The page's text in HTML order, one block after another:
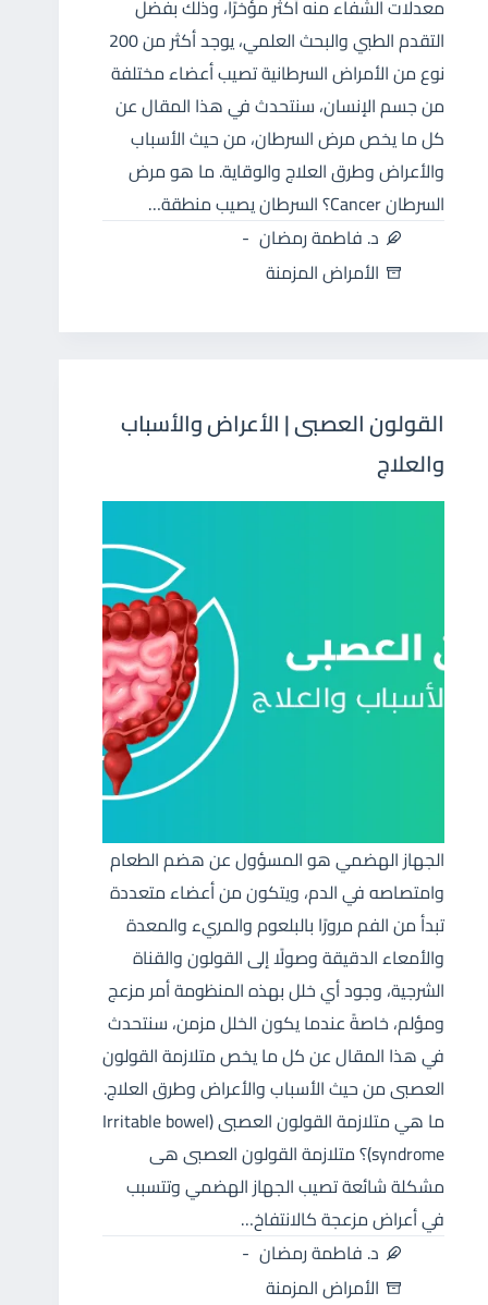
معدلات الشفاء منه أكثر مؤخرًا، وذلك بفضل
التقدم الطبي والبحث العلمي، يوجد أكثر من 200
نوع من الأمراض السرطانية تصيب أعضاء مختلفة
من جسم الإنسان، سنتحدث في هذا المقال عن
كل ما يخص مرض السرطان، من حيث الأسباب
والأعراض وطرق العلاج والوقاية. ما هو مرض
السرطان Cancer؟ السرطان يصيب منطقة…
د. فاطمة رمضان
الأمراض المزمنة
القولون العصبى | الأعراض والأسباب
والعلاج
الجهاز الهضمي هو المسؤول عن هضم الطعام
وامتصاصه في الدم، ويتكون من أعضاء متعددة
تبدأ من الفم مرورًا بالبلعوم والمريء والمعدة
والأمعاء الدقيقة وصولًا إلى القولون والقناة
الشرجية، وجود أي خلل بهذه المنظومة أمر مزعج
ومؤلم، خاصةً عندما يكون الخلل مزمن، سنتحدث
في هذا المقال عن كل ما يخص متلازمة القولون
العصبى من حيث الأسباب والأعراض وطرق العلاج.
ما هي متلازمة القولون العصبى (Irritable bowel
syndrome)؟ متلازمة القولون العصبى هى
مشكلة شائعة تصيب الجهاز الهضمي وتتسبب
في أعراض مزعجة كالانتفاخ…
د. فاطمة رمضان
الأمراض المزمنة